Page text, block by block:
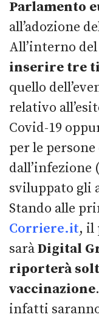
Parlamento
all’adozione
All’interno
inserire tre
quello
relativo
Covid-19
per le
dall’infezione
sviluppato gli
Stando alle
Corriere.it, il
saràDigital
riporterà
vaccinazione
infatti